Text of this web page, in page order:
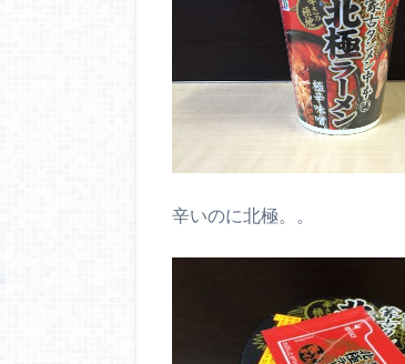
辛いのに北極。。